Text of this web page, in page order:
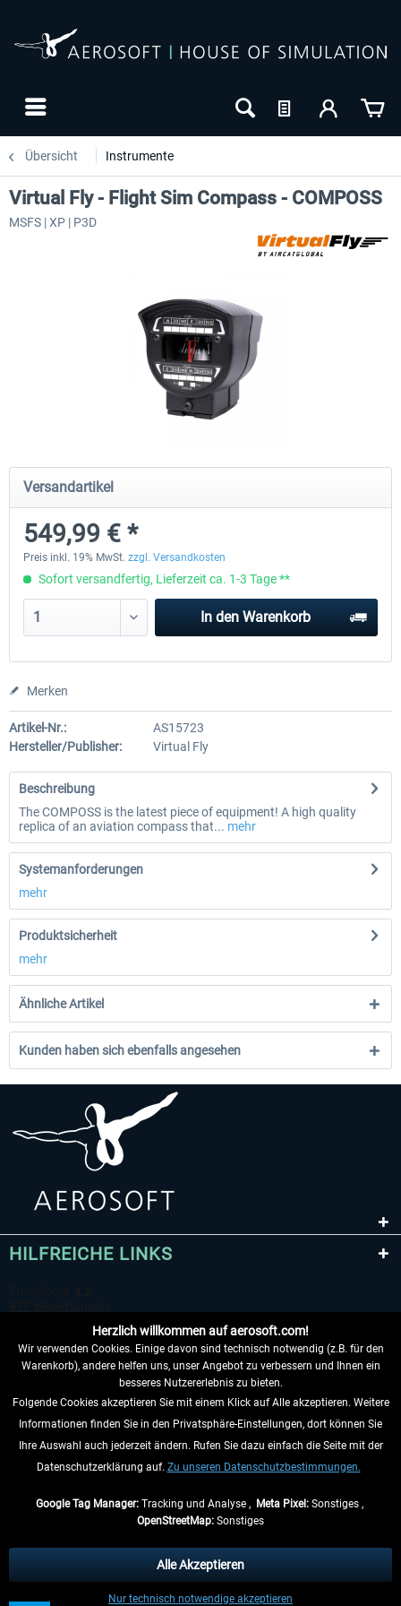
Übersicht Instrumente
Honeycomb - Sierra TPM Module
248,99 € *
Yawman Arrow
Virtual Fly - Flight Sim Compass - COMPOSS
MSFS | XP | P3D
Versandartikel
549,99 € *
Preis inkl. 19% MwSt. zzgl. Versandkosten
Sofort versandfertig, Lieferzeit ca. 1-3 Tage **
In den Warenkorb
Merken
Artikel-Nr.:
AS15723
Hersteller/Publisher:
Virtual Fly
Beschreibung
The COMPOSS is the latest piece of equipment! A high quality
replica of an aviation compass that... mehr
Systemanforderungen
mehr
Produktsicherheit
mehr
Ähnliche Artikel
Kunden haben sich ebenfalls angesehen
HILFREICHE LINKS
VERTRAG WIDERRUFEN
INFORMATIONEN
anders beschrieben.
** Gilt für Lieferungen innerhalb Deutschlands, Lieferzeiten für andere Länder
Herzlich willkommen auf aerosoft.com!
Wir verwenden Cookies. Einige davon sind technisch notwendig (z.B. für den
Warenkorb), andere helfen uns, unser Angebot zu verbessern und Ihnen ein
besseres Nutzererlebnis zu bieten.
Folgende Cookies akzeptieren Sie mit einem Klick auf Alle akzeptieren. Weitere
Informationen finden Sie in den Privatsphäre-Einstellungen, dort können Sie
Ihre Auswahl auch jederzeit ändern. Rufen Sie dazu einfach die Seite mit der
Datenschutzerklärung auf. Zu unseren Datenschutzbestimmungen.
Google Tag Manager:Tracking und Analyse , Meta Pixel:Sonstiges ,
OpenStreetMap: Sonstiges
Nur technisch notwendige akzeptieren
Alle Akzeptieren